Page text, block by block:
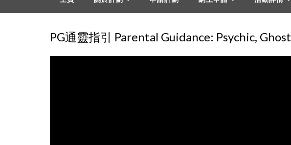
PG通靈指引 Parental Guidance: Psychic, Ghost